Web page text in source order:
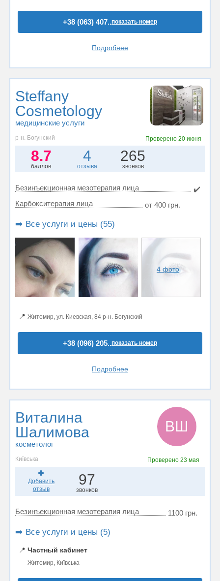
+38 (063) 407..показать номер
Подробнее
Steffany
Cosmetology
медицинские услуги
р-н. Богунский Проверено 20 июня
8.7
баллов
4
отзыва
265
звонков
Безинъекционная мезотерапия лица
✔️
Карбокситерапия лица
от 400 грн.
➡️ Все услуги и цены (55)
4 фото
📍 Житомир, ул. Киевская, 84 р-н. Богунский
+38 (096) 205..показать номер
Подробнее
Виталина
Шалимова
косметолог
ВШ
Київська Проверено 23 мая
Добавить
отзыв
97
звонков
Безинъекционная мезотерапия лица 1100 грн.
➡️ Все услуги и цены (5)
📍 Частный кабинет
Житомир, Київська